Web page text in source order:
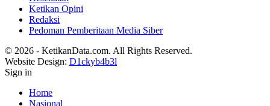
Ketikan Opini
Redaksi
Pedoman Pemberitaan Media Siber
© 2026 - KetikanData.com. All Rights Reserved.
Website Design: D1ckyb4b3l
Sign in
Home
Nasional